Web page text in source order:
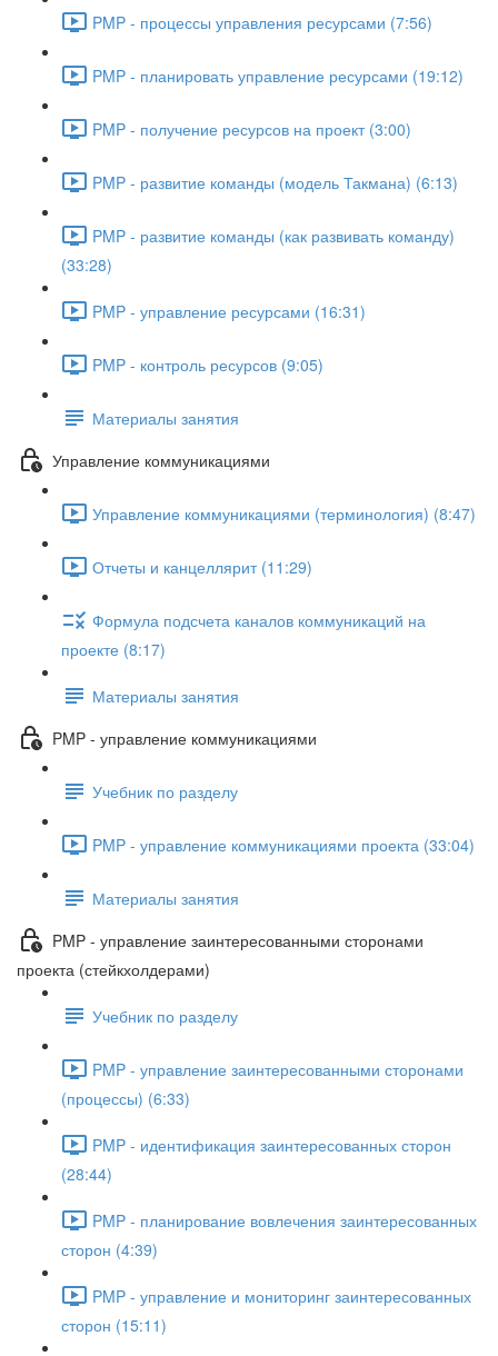
PMP - процессы управления ресурсами (7:56)
PMP - планировать управление ресурсами (19:12)
PMP - получение ресурсов на проект (3:00)
PMP - развитие команды (модель Такмана) (6:13)
PMP - развитие команды (как развивать команду)
(33:28)
PMP - управление ресурсами (16:31)
PMP - контроль ресурсов (9:05)
Материалы занятия
Управление коммуникациями
Управление коммуникациями (терминология) (8:47)
Отчеты и канцеллярит (11:29)
Формула подсчета каналов коммуникаций на
проекте (8:17)
Материалы занятия
PMP - управление коммуникациями
Учебник по разделу
PMP - управление коммуникациями проекта (33:04)
Материалы занятия
PMP - управление заинтересованными сторонами
проекта (стейкхолдерами)
Учебник по разделу
PMP - управление заинтересованными сторонами
(процессы) (6:33)
PMP - идентификация заинтересованных сторон
(28:44)
PMP - планирование вовлечения заинтересованных
сторон (4:39)
PMP - управление и мониторинг заинтересованных
сторон (15:11)